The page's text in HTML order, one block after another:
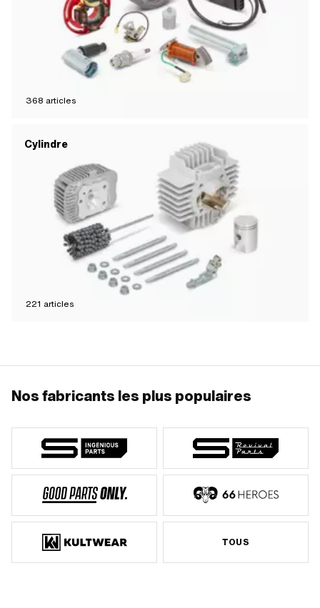
368 articles
Cylindre
221 articles
Nos fabricants les plus populaires
TOUS